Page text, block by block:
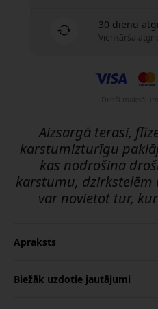
30 dienu
Vienkārša
Aizsargā terasi,
karstumizturīgu
kas nodrošina
karstumu,
var novietot tur,
Apraksts
Biežāk uzdotie jautājumi